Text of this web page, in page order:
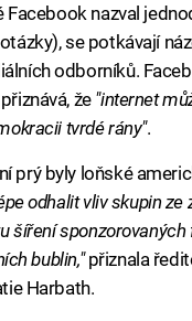
Facebook nazval
se potkávají
odborníků.
že"internet
tvrdé rány".
prý byly loňské
odhalit vliv skupin ze
šíření sponzorovaných
bublin,"přiznala
Harbath.